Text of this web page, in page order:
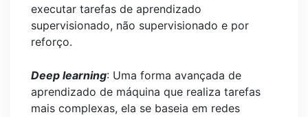
executar tarefas de aprendizado
supervisionado, não supervisionado e por
reforço.
Deep learning: Uma forma avançada de
aprendizado de máquina que realiza tarefas
mais complexas, ela se baseia em redes